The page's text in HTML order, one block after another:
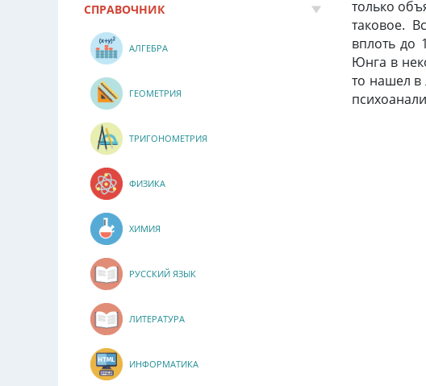
только
таковое.
вплоть до
Юнга в
то нашел в
СПРАВОЧНИК
АЛГЕБРА
ГЕОМЕТРИЯ
ТРИГОНОМЕТРИЯ
ФИЗИКА
ХИМИЯ
РУССКИЙ ЯЗЫК
ЛИТЕРАТУРА
ИНФОРМАТИКА